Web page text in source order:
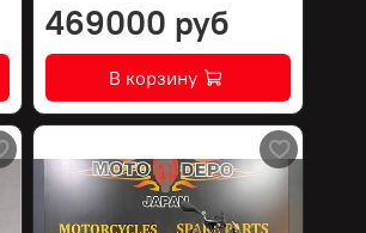
469000 руб
В корзину